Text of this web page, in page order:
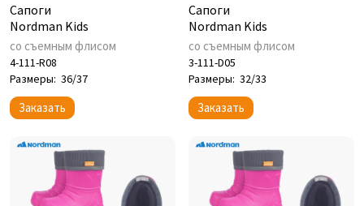
Сапоги
Nordman Kids
со съемным флисом
4-111-R08
Размеры: 36/37
Заказать
Сапоги
Nordman Kids
со съемным флисом
3-111-D05
Размеры: 32/33
Заказать